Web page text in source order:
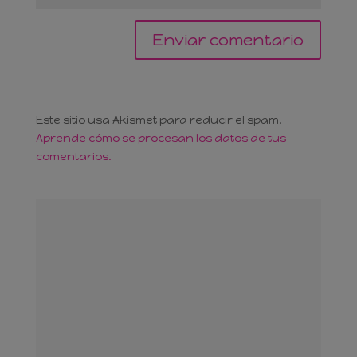
Este sitio usa Akismet para reducir el spam.
Aprende cómo se procesan los datos de tus
comentarios.